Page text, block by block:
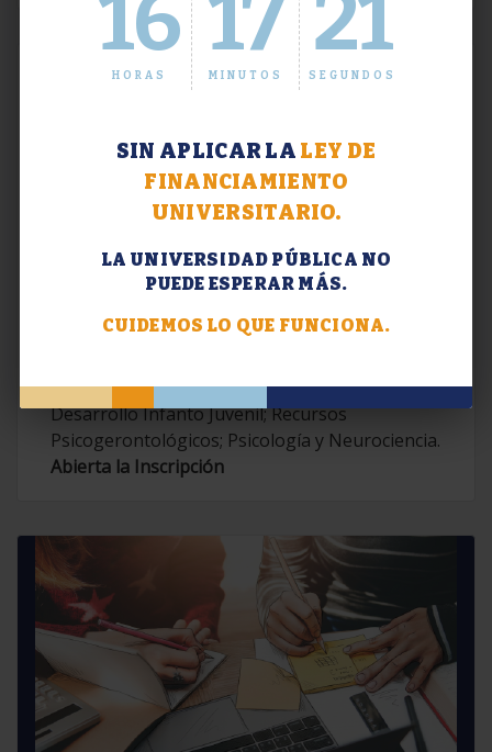
16
HORAS
17
MINUTOS
22
SEGUNDOS
SIN APLICAR LA LEY DE
FINANCIAMIENTO
UNIVERSITARIO.
LA UNIVERSIDAD PÚBLICA NO
PUEDE ESPERAR MÁS.
CUIDEMOS LO QUE FUNCIONA.
Extensión. Diplomaturas 2026.
Contemporáneas; Problemáticas en el
Desarrollo Infanto Juvenil; Recursos
Psicogerontológicos; Psicología y Neurociencia.
Abierta la Inscripción